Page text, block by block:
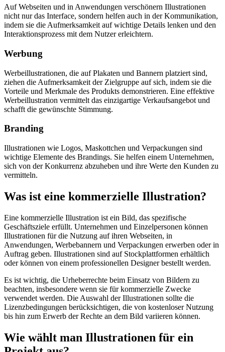
Auf Webseiten und in Anwendungen verschönern Illustrationen
nicht nur das Interface, sondern helfen auch in der Kommunikation,
indem sie die Aufmerksamkeit auf wichtige Details lenken und den
Interaktionsprozess mit dem Nutzer erleichtern.
Werbung
Werbeillustrationen, die auf Plakaten und Bannern platziert sind,
ziehen die Aufmerksamkeit der Zielgruppe auf sich, indem sie die
Vorteile und Merkmale des Produkts demonstrieren. Eine effektive
Werbeillustration vermittelt das einzigartige Verkaufsangebot und
schafft die gewünschte Stimmung.
Branding
Illustrationen wie Logos, Maskottchen und Verpackungen sind
wichtige Elemente des Brandings. Sie helfen einem Unternehmen,
sich von der Konkurrenz abzuheben und ihre Werte den Kunden zu
vermitteln.
Was ist eine kommerzielle Illustration?
Eine kommerzielle Illustration ist ein Bild, das spezifische
Geschäftsziele erfüllt. Unternehmen und Einzelpersonen können
Illustrationen für die Nutzung auf ihren Webseiten, in
Anwendungen, Werbebannern und Verpackungen erwerben oder in
Auftrag geben. Illustrationen sind auf Stockplattformen erhältlich
oder können von einem professionellen Designer bestellt werden.
Es ist wichtig, die Urheberrechte beim Einsatz von Bildern zu
beachten, insbesondere wenn sie für kommerzielle Zwecke
verwendet werden. Die Auswahl der Illustrationen sollte die
Lizenzbedingungen berücksichtigen, die von kostenloser Nutzung
bis hin zum Erwerb der Rechte an dem Bild variieren können.
Wie wählt man Illustrationen für ein